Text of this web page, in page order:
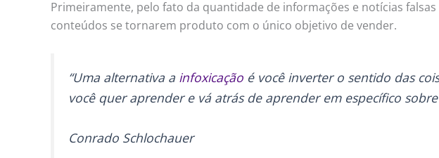
Primeiramente, pelo fato da quantidade de informações e notícias
conteúdos se tornarem produto com o único objetivo de vender.
“Uma alternativa a infoxicação é você inverter o sentido das
você quer aprender e vá atrás de aprender em específico
Conrado Schlochauer